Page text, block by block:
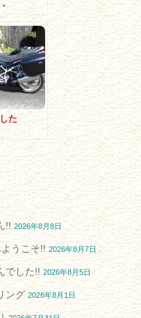
た
!! 2026年8月8日
うこそ!! 2026年8月7日
でした!! 2026年8月5日
ング 2026年8月1日